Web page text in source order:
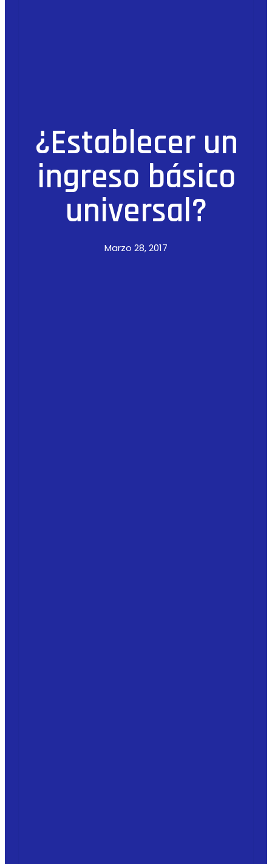
¿Establecer un
ingreso básico
universal?
Marzo 28, 2017